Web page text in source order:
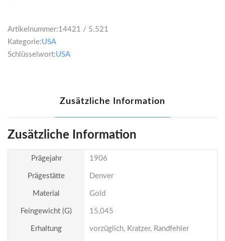
Artikelnummer:14421 / 5.521
Kategorie:USA
Schlüsselwort:USA
Zusätzliche Information
Zusätzliche Information
Prägejahr 1906
Prägestätte Denver
Material Gold
Feingewicht (g) 15,045
Erhaltung vorzüglich, Kratzer, Randfehler